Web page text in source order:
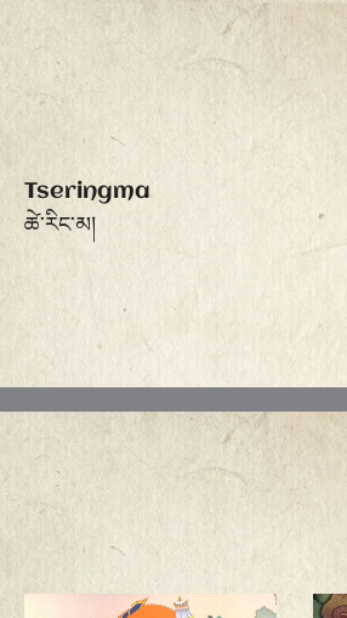
Tseringma
ཚེ་རིང་མ།